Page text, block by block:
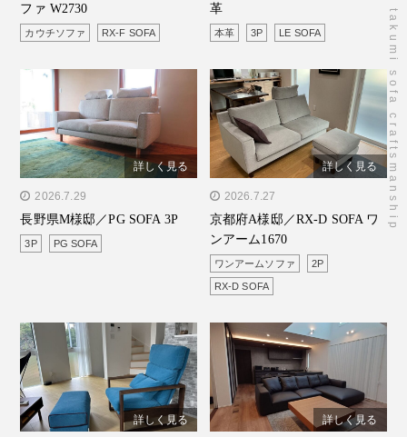
takumi sofa craftsmanship
ファ W2730
カウチソファ RX-F SOFA
革
本革 3P LE SOFA
" alt="長野県M様邸／PG
SOFA 3P"/>
詳しく見る
2026.7.29
長野県M様邸／PG SOFA 3P
3P PG SOFA
" alt="京都府A様邸／RX-D
SOFA ワンアーム1670"/>
詳しく見る
2026.7.27
京都府A様邸／RX-D SOFA ワ
ンアーム1670
ワンアームソファ 2P
RX-D SOFA
詳しく見る 詳しく見る